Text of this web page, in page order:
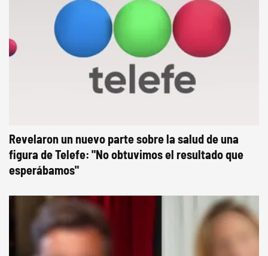
Revelaron un nuevo parte sobre la salud de una
figura de Telefe: "No obtuvimos el resultado que
esperábamos"